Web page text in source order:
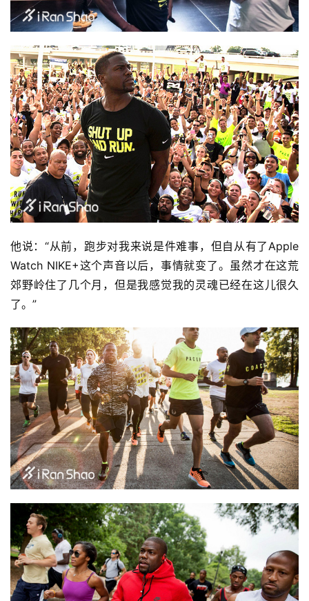
他说：“从前，跑步对我来说是件难事，但自从有了Apple
Watch NIKE+这个声音以后，事情就变了。虽然才在这荒
郊野岭住了几个月，但是我感觉我的灵魂已经在这儿很久
了。”